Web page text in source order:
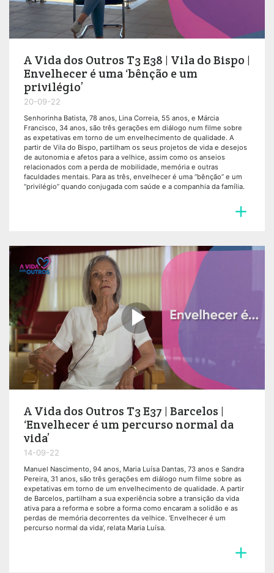
A Vida dos Outros T3 E38 | Vila do Bispo |
Envelhecer é uma ‘bênção e um
privilégio’
20-09-22
Senhorinha Batista, 78 anos, Lina Correia, 55 anos, e Márcia
Francisco, 34 anos, são três gerações em diálogo num filme sobre
as expetativas em torno de um envelhecimento de qualidade. A
partir de Vila do Bispo, partilham os seus projetos de vida e desejos
de autonomia e afetos para a velhice, assim como os anseios
relacionados com a perda de mobilidade, memória e outras
faculdades mentais. Para as três, envelhecer é uma “bênção” e um
“privilégio” quando conjugada com saúde e a companhia da família.


A Vida dos Outros T3 E37 | Barcelos |
‘Envelhecer é um percurso normal da
vida’
14-09-22
Manuel Nascimento, 94 anos, Maria Luísa Dantas, 73 anos e Sandra
Pereira, 31 anos, são três gerações em diálogo num filme sobre as
expetativas em torno de um envelhecimento de qualidade. A partir
de Barcelos, partilham a sua experiência sobre a transição da vida
ativa para a reforma e sobre a forma como encaram a solidão e as
perdas de memória decorrentes da velhice. ‘Envelhecer é um
percurso normal da vida’, relata Maria Luísa.
